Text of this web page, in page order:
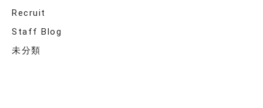
Recruit
Staff Blog
未分類